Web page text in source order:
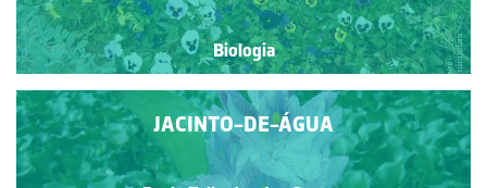
Biologia
JACINTO-DE-ÁGUA